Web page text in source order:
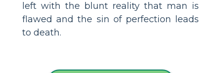
left with the blunt reality that man is
flawed and the sin of perfection leads
to death.